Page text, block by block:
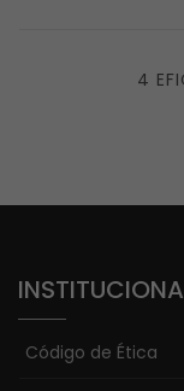
NEXT
4
Código de Ética